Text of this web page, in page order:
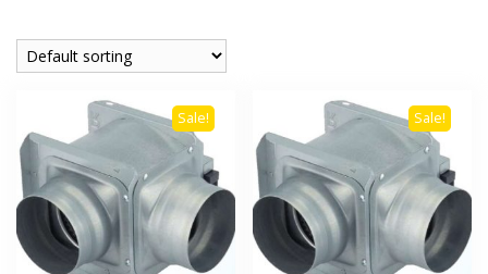
Sale! Sale!